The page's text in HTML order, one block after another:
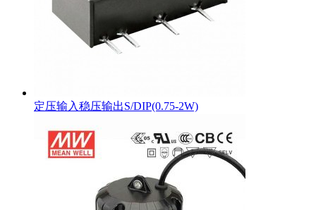
定压输入稳压输出S/DIP(0.75-2W)